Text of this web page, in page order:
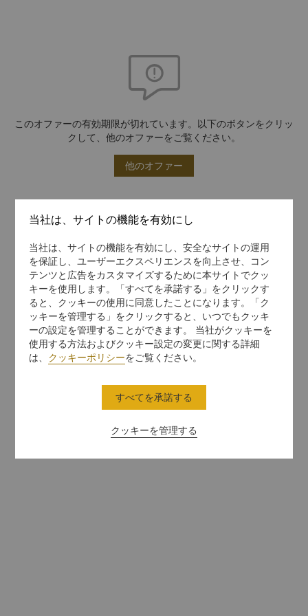
このオファーの有効期限が切れています。以下のボタンをクリッ
クして、他のオファーをご覧ください。
他のオファー
当社は、サイトの機能を有効にし
当社は、サイトの機能を有効にし、安全なサイトの運用
を保証し、ユーザーエクスペリエンスを向上させ、コン
テンツと広告をカスタマイズするために本サイトでクッ
キーを使用します。「すべてを承諾する」をクリックす
ると、クッキーの使用に同意したことになります。「ク
ッキーを管理する」をクリックすると、いつでもクッキ
ーの設定を管理することができます。 当社がクッキーを
使用する方法およびクッキー設定の変更に関する詳細
は、 クッキーポリシーをご覧ください。
クッキーを管理する
すべてを承諾する